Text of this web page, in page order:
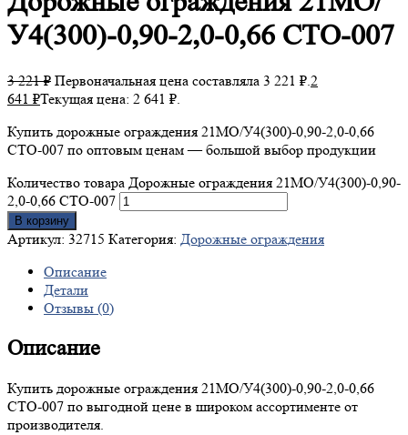
У4(300)-0,90-2,0-0,66 СТО-007
3 221₽ Первоначальная цена составляла 3 221 ₽.2
641 ₽Текущая цена: 2 641 ₽.
Купить дорожные ограждения 21МО/У4(300)-0,90-2,0-0,66
СТО-007 по оптовым ценам — большой выбор продукции
Количество товара Дорожные ограждения 21МО/У4(300)-0,90-
2,0-0,66 СТО-007
В корзину
Артикул: 32715 Категория: Дорожные ограждения
Описание
Детали
Отзывы (0)
Описание
Купить дорожные ограждения 21МО/У4(300)-0,90-2,0-0,66
СТО-007 по выгодной цене в широком ассортименте от
производителя.